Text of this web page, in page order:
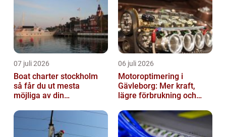
07 juli 2026
Boat charter stockholm
så får du ut mesta
möjliga av din
06 juli 2026
Motoroptimering i
Gävleborg: Mer kraft,
lägre förbrukning och